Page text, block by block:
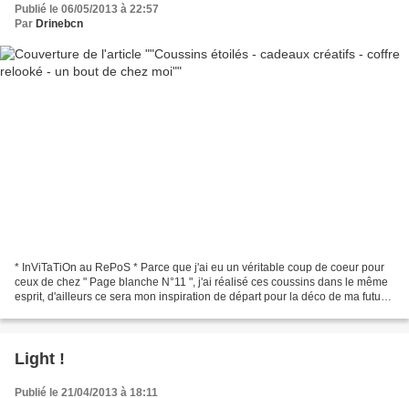
Publié le 06/05/2013 à 22:57
Par Drinebcn
* InViTaTiOn au RePoS * Parce que j'ai eu un véritable coup de coeur pour
ceux de chez " Page blanche N°11 ", j'ai réalisé ces coussins dans le même
esprit, d'ailleurs ce sera mon inspiration de départ pour la déco de ma future
Light !
Publié le 21/04/2013 à 18:11